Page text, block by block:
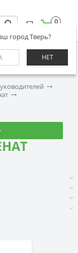
город Тверь?
НЕТ
0